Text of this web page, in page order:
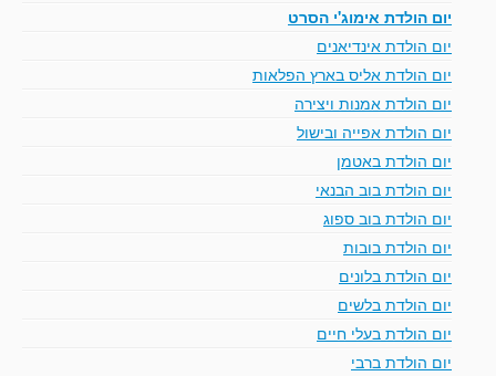
יום הולדת אימוג'י הסרט
יום הולדת אינדיאנים
יום הולדת אליס בארץ הפלאות
יום הולדת אמנות ויצירה
יום הולדת אפייה ובישול
יום הולדת באטמן
יום הולדת בוב הבנאי
יום הולדת בוב ספוג
יום הולדת בובות
יום הולדת בלונים
יום הולדת בלשים
יום הולדת בעלי חיים
יום הולדת ברבי